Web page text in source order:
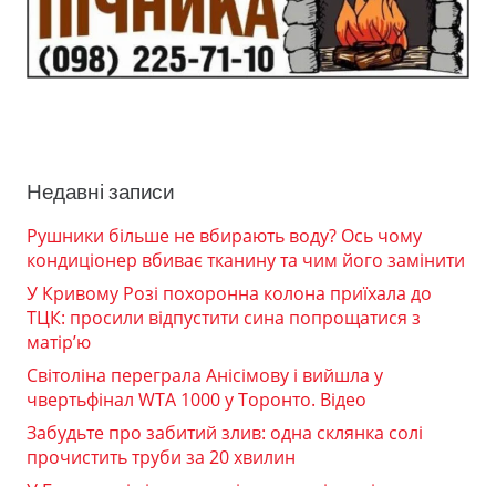
Недавні записи
Рушники більше не вбирають воду? Ось чому
кондиціонер вбиває тканину та чим його замінити
У Кривому Розі похоронна колона приїхала до
ТЦК: просили відпустити сина попрощатися з
матір’ю
Світоліна переграла Анісімову і вийшла у
чвертьфінал WTA 1000 у Торонто. Відео
Забудьте про забитий злив: одна склянка солі
прочистить труби за 20 хвилин